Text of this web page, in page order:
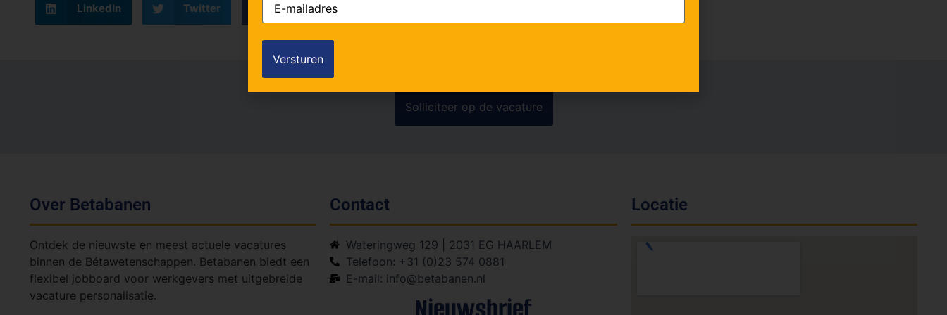
LinkedIn Twitter Facebook
Over Betabanen
Ontdek de nieuwste en meest actuele vacatures
binnen de Bétawetenschappen. Betabanen biedt een
flexibel jobboard voor werkgevers met uitgebreide
vacature personalisatie.
Contact
Wateringweg 129 | 2031 EG HAARLEM
Telefoon: +31 (0)23 574 0881
E-mail: info@betabanen.nl
Locatie
mailadres(Vereist)